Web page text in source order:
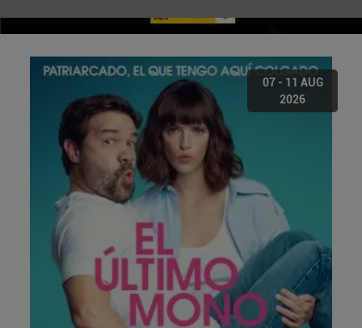
07 - 11 AUG
2026